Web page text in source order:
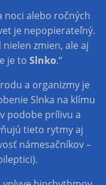
noci alebo ročných
je nepopierateľný.
zmien, ale aj
je to Slnko.“
a organizmy je
Slnka na klímu
podobe prílivu a
tieto rytmy aj
námesačníkov –